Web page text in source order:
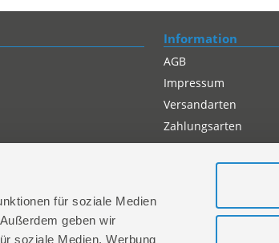
für soziale Medien
geben wir
soziale Medien, Werbung
Information
AGB
Impressum
Versandarten
Zahlungsarten
Compliance
Datenschutz